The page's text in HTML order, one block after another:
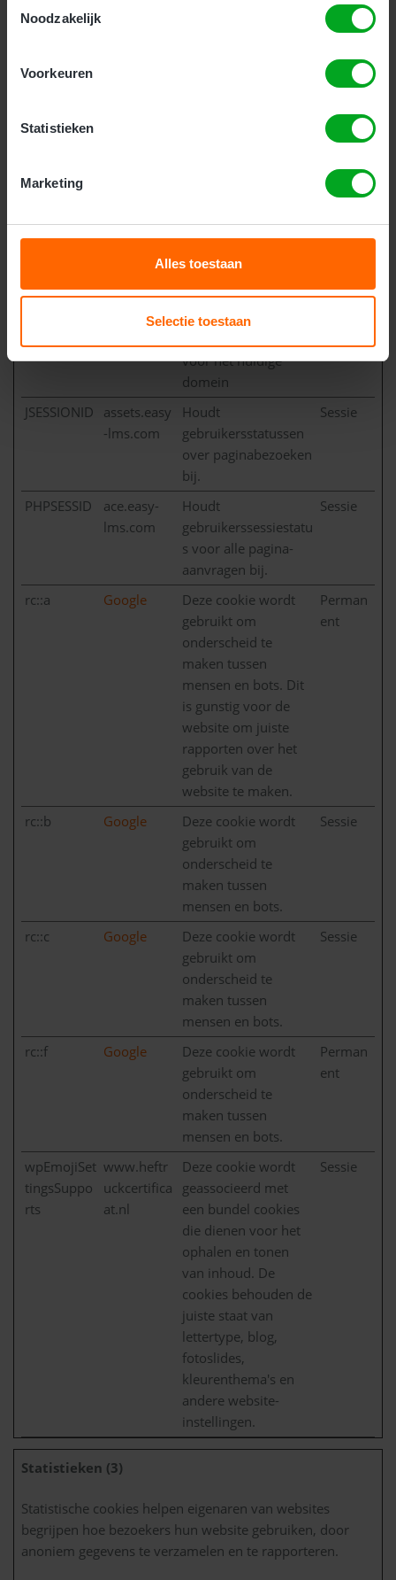
Noodzakelijk
Voorkeuren
Statistieken
Marketing
Alles toestaan
Selectie toestaan
website om juiste
gebruik van de
website te maken.
dagen
Cookiebot
Slaat de cookiestatus
voor het huidige
domein
JSESSIONID
assets.easy
-lms.com
Houdt
gebruikersstatussen
over paginabezoeken
bij.
Sessie
PHPSESSID
ace.easy-
lms.com
Houdt
gebruikerssessiestatu
s voor alle pagina-
aanvragen bij.
Sessie
rc::a Google
Deze cookie wordt
gebruikt om
onderscheid te
maken tussen
mensen en bots. Dit
is gunstig voor de
website om juiste
rapporten over het
gebruik van de
website te maken.
Perman
ent
rc::b Google
Deze cookie wordt
gebruikt om
onderscheid te
maken tussen
mensen en bots.
Sessie
rc::c Google
Deze cookie wordt
gebruikt om
onderscheid te
maken tussen
mensen en bots.
Sessie
rc::f Google
Deze cookie wordt
gebruikt om
onderscheid te
maken tussen
mensen en bots.
Perman
ent
wpEmojiSet
tingsSuppo
rts
www.heftr
uckcertifica
at.nl
Deze cookie wordt
geassocieerd met
een bundel cookies
die dienen voor het
ophalen en tonen
van inhoud. De
cookies behouden de
juiste staat van
lettertype, blog,
fotoslides,
kleurenthema's en
andere website-
instellingen.
Sessie
Statistieken (3)
Statistische cookies helpen eigenaren van websites
begrijpen hoe bezoekers hun website gebruiken, door
anoniem gegevens te verzamelen en te rapporteren.